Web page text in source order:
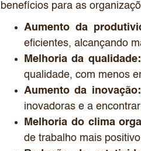
benefícios para as
Aumento da
eficientes, alcançando
Melhoria da qualidade:
qualidade, com menos
Aumento da inovação:
inovadoras e a
Melhoria do clima
de trabalho mais